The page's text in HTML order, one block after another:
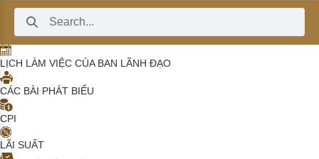
Search Bar
LỊCH LÀM VIỆC CỦA BAN LÃNH ĐẠO
CÁC BÀI PHÁT BIỂU
CPI
LÃI SUẤT